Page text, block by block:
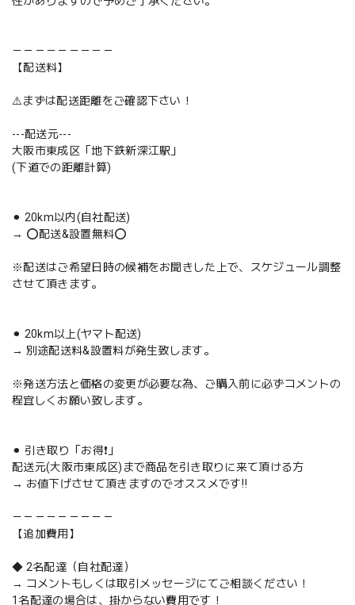
－－－－－－－－－
【配送料】
⚠️まずは配送距離をご確認下さい！
---配送元---
大阪市東成区「地下鉄新深江駅」
(下道での距離計算)
⚫︎ 20km以内(自社配送)
→ ⭕️配送&設置無料⭕️
※配送はご希望日時の候補をお聞きした上で、スケジュール調整
させて頂きます。
⚫︎ 20km以上(ヤマト配送)
→ 別途配送料&設置料が発生致します。
※発送方法と価格の変更が必要な為、ご購入前に必ずコメントの
程宜しくお願い致します。
⚫︎ 引き取り「お得❗️」
配送元(大阪市東成区)まで商品を引き取りに来て頂ける方
→ お値下げさせて頂きますのでオススメです‼️
－－－－－－－－－
【追加費用】
◆ 2名配達（自社配達）
→ コメントもしくは取引メッセージにてご相談ください！
1名配達の場合は、掛からない費用です！